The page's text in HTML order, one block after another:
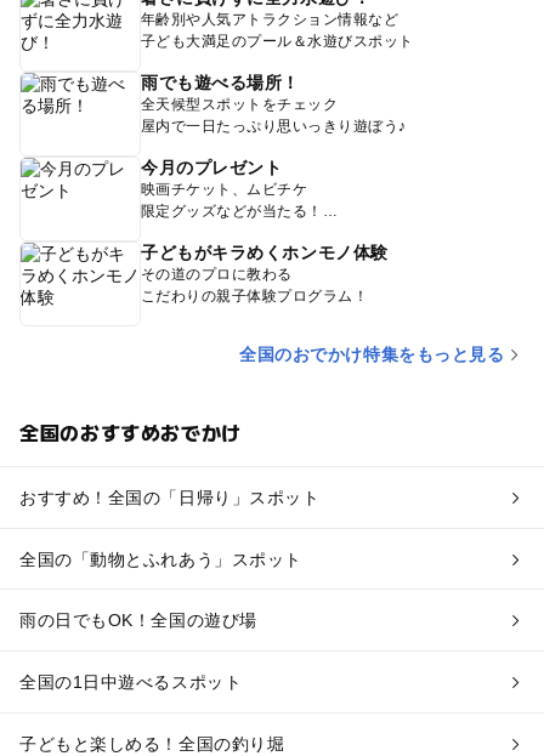
年齢別や人気アトラクション情報など
子ども大満足のプール＆水遊びスポット
雨でも遊べる場所！
全天候型スポットをチェック
屋内で一日たっぷり思いっきり遊ぼう♪
今月のプレゼント
映画チケット、ムビチケ
限定グッズなどが当たる！
子どもがキラめくホンモノ体験
その道のプロに教わる
こだわりの親子体験プログラム！
全国のおでかけ特集をもっと見る
全国のおすすめおでかけ
おすすめ！全国の「日帰り」スポット
全国の「動物とふれあう」スポット
雨の日でもOK！全国の遊び場
全国の1日中遊べるスポット
子どもと楽しめる！全国の釣り堀